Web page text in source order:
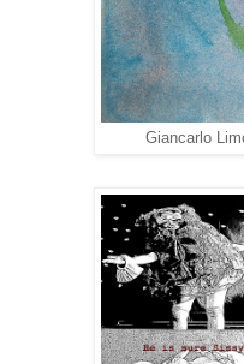
Giancarlo